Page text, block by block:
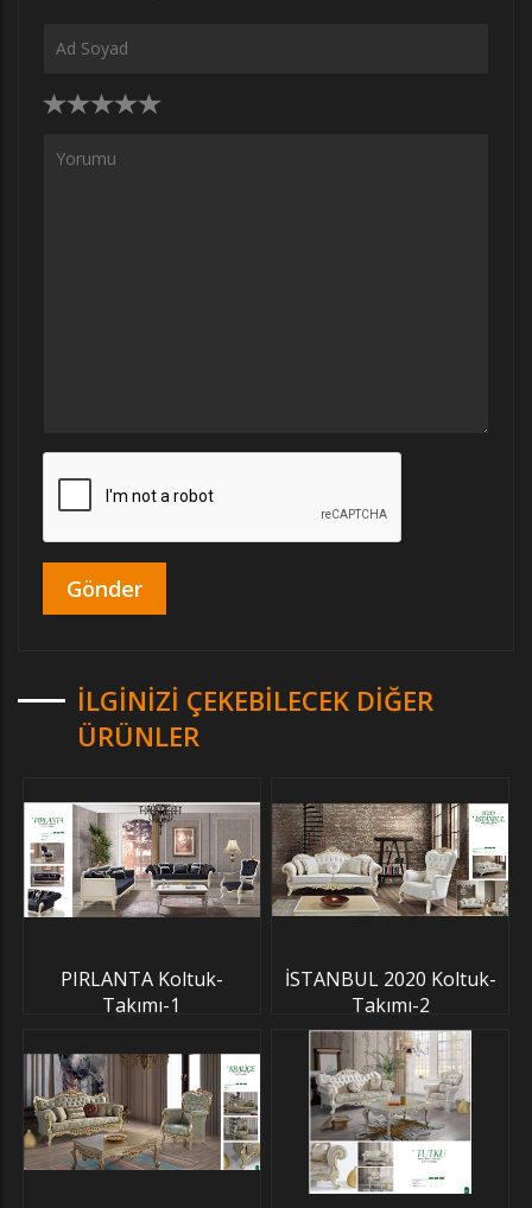
İLGINIZI ÇEKEBILECEK DIĞER
ÜRÜNLER
PIRLANTA Koltuk-
Takımı-1
İSTANBUL 2020 Koltuk-
Takımı-2